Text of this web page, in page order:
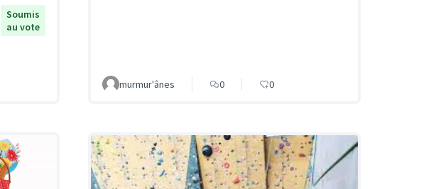
Soumis
au vote
murmur'ânes 0 0